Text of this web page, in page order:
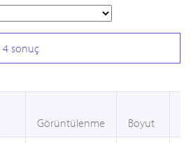
4 sonuç
Görüntülenme Boyut